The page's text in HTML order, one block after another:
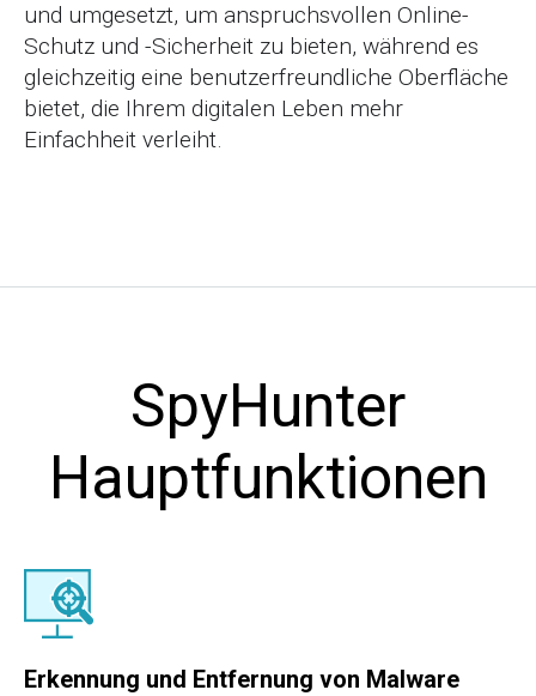
und umgesetzt, um anspruchsvollen Online-
Schutz und -Sicherheit zu bieten, während es
gleichzeitig eine benutzerfreundliche Oberfläche
bietet, die Ihrem digitalen Leben mehr
Einfachheit verleiht.
SpyHunter
Hauptfunktionen
Erkennung und Entfernung von Malware